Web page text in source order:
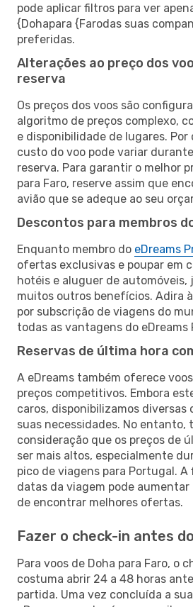
pode aplicar filtros para ver
{Dohapara {Farodas suas
preferidas.
Alterações ao preço dos
reserva
Os preços dos voos são
algoritmo de preços complexo,
e disponibilidade de lugares.
custo do voo pode variar
reserva. Para garantir o melhor
para Faro, reserve assim que
avião que se adeque ao seu
Descontos para membros
Enquanto membro do eDreams
ofertas exclusivas e poupar em
hotéis e aluguer de
muitos outros benefícios. Adira
por subscrição de viagens do
todas as vantagens do eDreams
Reservas de última hora
A eDreams também oferece
preços competitivos. Embora
caros, disponibilizamos diversas
suas necessidades. No entanto,
consideração que os preços de
ser mais altos, especialmente
pico de viagens para Portugal.
datas da viagem pode aumentar
de encontrar melhores ofertas.
Fazer o check-in antes
Para voos de Doha para Faro, o
costuma abrir 24 a 48 horas
partida. Uma vez concluída a